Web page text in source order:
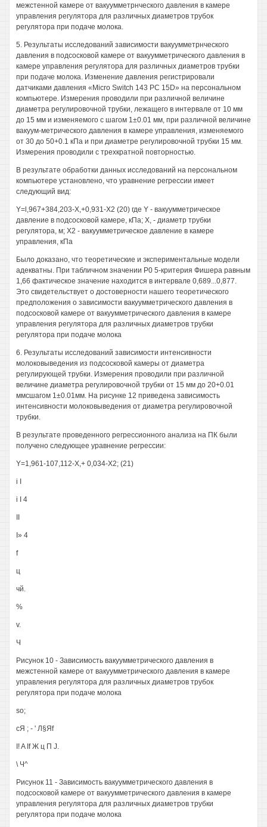
межстенной камере от вакуумметрнческого давления в камере
управления регулятора для различных диаметров трубок
регулятора при подаче молока.
5. Результаты исследований зависимости вакуумметрнческого
давления в подсосковой камере от вакуумметрического давления в
камере управления регулятора для различных диаметров трубки
при подаче молока. Изменение давления регистрировали
датчиками давления «Micro Switch 143 PC 15D» на персональном
компьютере. Измерения проводили при различной величине
диаметра регулировочной трубки, лежащего в интервале от 10 мм
до 15 мм и изменяемого с шагом 1±0.01 мм, при различной величине
вакуум-метрического давления в камере управления, изменяемого
от 30 до 50+0.1 кПа и при диаметре регулировочной трубки 15 мм.
Измерения проводили с трехкратной повторностью.
В результате обработки данных исследований на персональном
компьютере установлено, что уравнение регрессии имеет
следующий вид:
Y=l,967+384,203-Х,+0,931-Х2 (20) где Y - вакуумметрическое
давление в подсосковой камере, кПа; X, - диаметр трубки
регулятора, м; Х2 - вакуумметрическое давление в камере
управления, кПа
Было доказано, что теоретические и экспериментальные модели
адекватны. При табличном значении Р0 5-критерия Фишера равным
1,66 фактическое значение находится в интервале 0,689...0,877.
Это свидетельствует о достоверности нашего теоретического
предположения о зависимости вакуумметрического давления в
подсосковой камере от вакуумметрического давления в камере
управления регулятора для различных диаметров трубки
регулятора при подаче молока
6. Результаты исследований зависимости интенсивности
молоковыведения из подсосковой камеры от диаметра
регулирующей трубки. Измерения проводили при различной
величине диаметра регулировочной трубки от 15 мм до 20+0.01
ммсшагом 1±0.01мм. На рисунке 12 приведена зависимость
интенсивности молоковыведения от диаметра регулировочной
трубки.
В результате проведенного регрессионного анализа на ПК были
получено следующее уравнение регрессии:
Y=1,961-107,112-Х,+ 0,034-Х2; (21)
i I
i I 4
I» 4
f
ц
чй.
%
v.
Ч
Рисунок 10 - Зависимость вакуумметрического давления в
межстенной камере от вакуумметрического давления в камере
управления регулятора для различных диаметров трубок
регулятора при подаче молока
so;
сЯ ; - ' Л§Яf
I! A If Ж ц П J.
\ Ч^
Рисунок 11 - Зависимость вакуумметрического давления в
подсосковой камере от вакуумметрического давления в камере
управления регулятора для различных диаметров трубки
регулятора при подаче молока